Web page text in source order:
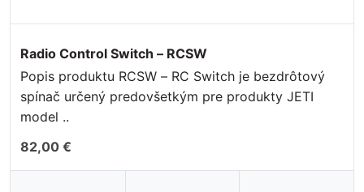
Radio Control Switch – RCSW
Popis produktu RCSW – RC Switch je bezdrôtový
spínač určený predovšetkým pre produkty JETI
model ..
82,00 €